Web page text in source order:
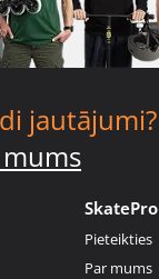
jautājumi?
SkatePro
Pieteikties
Par mums